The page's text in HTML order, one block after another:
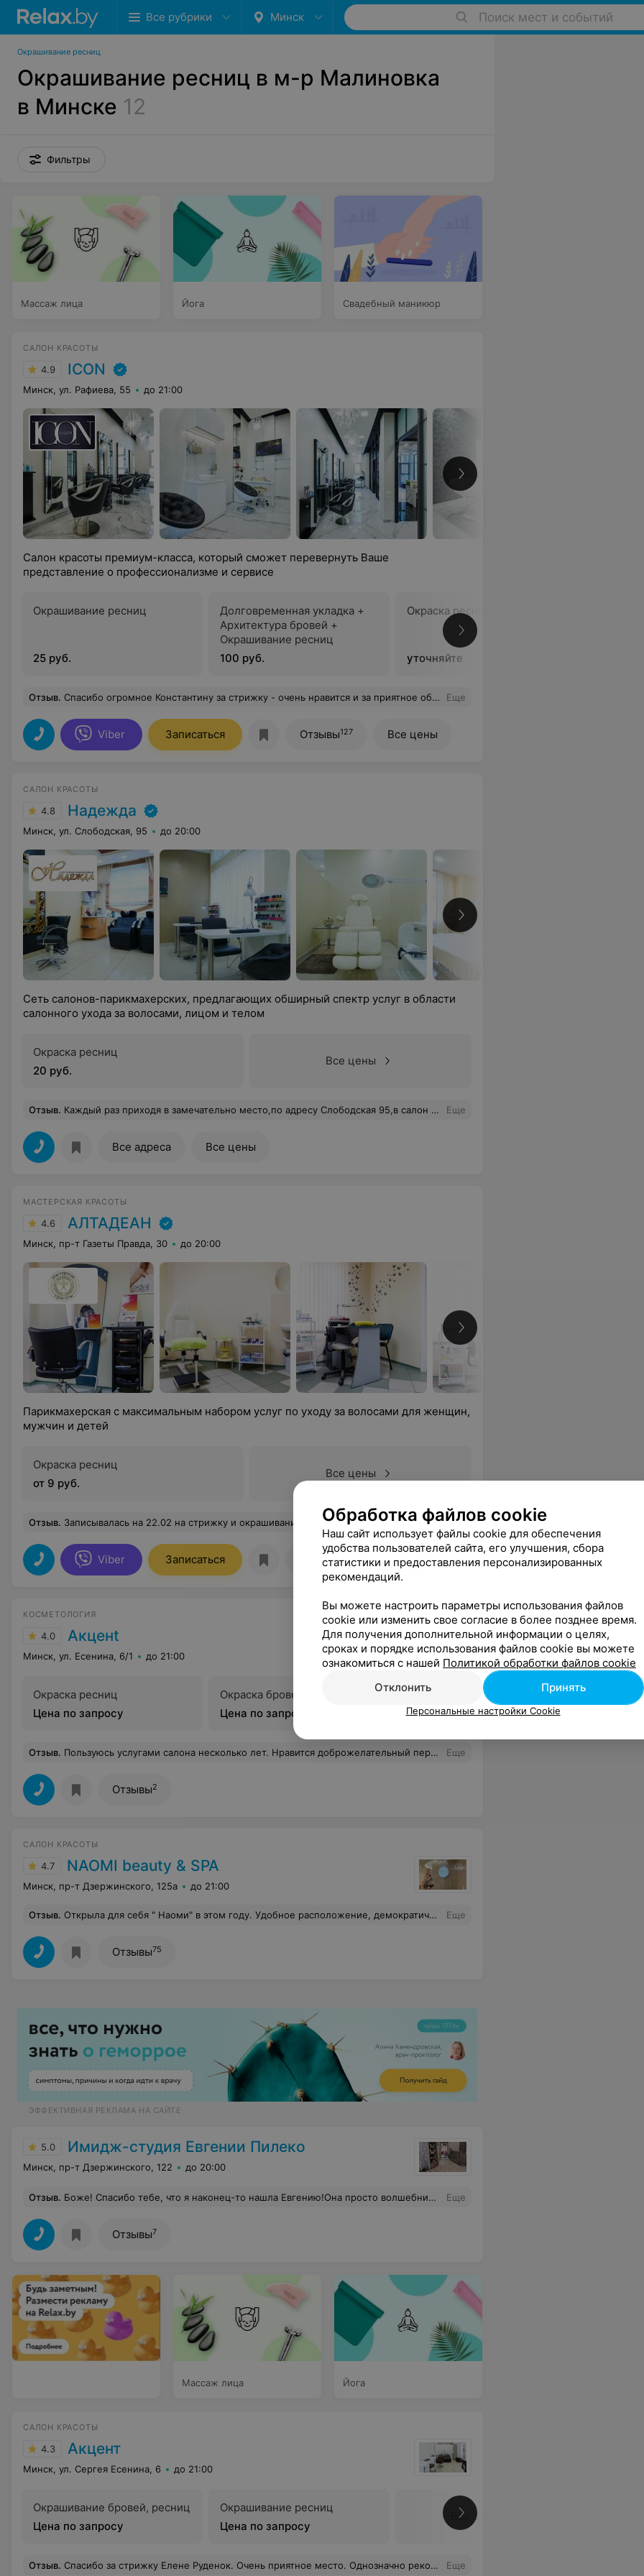
Все рубрики Минск Поиск мест и событий
Окрашивание ресниц
Окрашивание ресниц в м-р Малиновка
в Минске 12
Фильтры
Массаж лица Йога Свадебный маникюр
САЛОН КРАСОТЫ
4.9 ICON
Минск, ул. Рафиева, 55 до 21:00
Салон красоты премиум-класса, который сможет перевернуть Ваше
представление о профессионализме и сервисе
Окрашивание ресниц
25 руб.
Долговременная укладка +
Архитектура бровей +
Окрашивание ресниц
100 руб.
Окраска ресниц
уточняйте
Отзыв. Спасибо огромное Константину за стрижку - очень нравится и за приятное общение! Очень довольна осталась!!! Приду не раз!!! Еще
Viber Записаться Отзывы127 Все цены
САЛОН КРАСОТЫ
4.8 Надежда
Минск, ул. Слободская, 95 до 20:00
Сеть салонов-парикмахерских, предлагающих обширный спектр услуг в области
салонного ухода за волосами, лицом и телом
Окраска ресниц
20 руб.
Все цены
Отзыв. Каждый раз приходя в замечательно место,по адресу Слободская 95,в салон Надежда,остаешься доволен всем: начиная от замечательного приема от администратора,а заканчивая одним из лучших мастеров Минска.Любые стрижки(мужская,женская,короткий волос,длинный)даются ему легко и непринужденно.Кунделев Сергей,огромное спасибо за качественную,профессиональную,а самое главное каждый раз свежую и оригинальную стрижку.Приятно приходить и лицезреть на себе работу мастера,который творит истинные шедевры. Еще
Все адреса Все цены
МАСТЕРСКАЯ КРАСОТЫ
4.6 АЛТАДЕАН
Минск, пр-т Газеты Правда, 30 до 20:00
Парикмахерская с максимальным набором услуг по уходу за волосами для женщин,
мужчин и детей
Окраска ресниц
от 9 руб.
Все цены
Отзыв. Записывалась на 22.02 на стрижку и окрашивание корней. Мне понравилась работа мастера, аккуратно сделала стрижку и закрасила отросший корень) Спасибо вам за работу. Еще
Viber Записаться Отзывы
КОСМЕТОЛОГИЯ
4.0 Акценt
Минск, ул. Есенина, 6/1 до 21:00
Окраска ресниц
Цена по запросу
Окраска бровей и ресниц
Цена по запросу
Все цены
Отзыв. Пользуюсь услугами салона несколько лет. Нравится доброжелательный персонал и уютная атмосфера. Администратору Ирине спасибо за индивидуальный подход и внимательное отношение! Делаю депиляцию у мастера Татьяны. Её "золотые ручки" просто творят чудеса! Всё быстро, чисто, гладко и безболезненно. Делаю также коррекцию и окрашивание бровей, уходы за лицом. Всегда прекрасный результат! Спасибо Танечка, вам за красоту! Еще
Отзывы2
САЛОН КРАСОТЫ
4.7 NAOMI beauty & SPA
Минск, пр-т Дзержинского, 125а до 21:00
Отзыв. Открыла для себя " Наоми" в этом году. Удобное расположение, демократичные цены но, самое главное- прекрасный коллектив. Очень хочу отметить администратора Анастасию, улыбчивую и внимательную девушку, чувствуется любовь и ответственность к работе. И конечно выразить благодарность мастеру массажа B-flexy Ольге, грамотный специалист и прекрасный человек. Всё супер! Еще
Отзывы75
ЭФФЕКТИВНАЯ РЕКЛАМА НА САЙТЕ
5.0 Имидж-студия Евгении Пилеко
Минск, пр-т Дзержинского, 122 до 20:00
Отзыв. Боже! Спасибо тебе, что я наконец-то нашла Евгению!Она просто волшебница! Наконец-то я довольна своим внешним видом! Я просто вылетела из салона на крыльях восторга и любви к себе новой! Сразу изменила аватарку с новой стрижкой и....За один день я получила столько комплиментов, сколько не получала за всю свою жизнь!И я не преувеличиваю! Я прямо устала отвечать на поток восхищенных сообщений! У Евгении редкий дар - видеть людей, их суть и индивидуальность ! Ощущение, что она открыла меня заново даже для меня самой❤️ А какое Мастерство!!!!! Мои "три волосины" превратились в восхитительную, объемную стрижку! И эта стрижка лежит практически без укладки !!! Представляете?! Евгения выстригла каждую прядку! Раньше мои вихры только портили весь вид, все стрижки, и я боролась с ними всю жизнь. А она использовала их, и теперь они "работают на меня" - поддерживают там, где надо! Прошёл месяц,волос отрастает и стрижка по прежнему шикарно смотрится!Найти такого Мастера-подарок Небес! Еще
Отзывы7
Массаж лица Йога
САЛОН КРАСОТЫ
4.3 Акцент
Минск, ул. Сергея Есенина, 6 до 21:00
Окрашивание бровей, ресниц
Цена по запросу
Окрашивание ресниц
Цена по запросу
Все цены
Отзыв. Спасибо за стрижку Елене Руденок. Очень приятное место. Однозначно рекомендую. Еще
Обработка файлов cookie
Наш сайт использует файлы cookie для обеспечения
удобства пользователей сайта, его улучшения, сбора
статистики и предоставления персонализированных
рекомендаций.
Вы можете настроить параметры использования файлов
cookie или изменить свое согласие в более позднее время.
Для получения дополнительной информации о целях,
сроках и порядке использования файлов cookie вы можете
ознакомиться с нашей Политикой обработки файлов cookie
Отклонить
Принять
Персональные настройки Cookie